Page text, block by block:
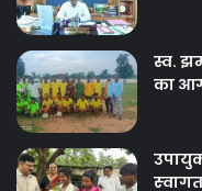
स्व.
का